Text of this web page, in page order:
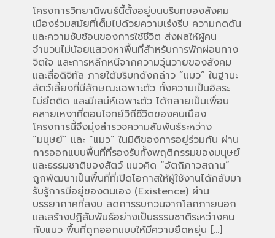
โครงการวิทยานิพนธ์นี้ตั้งอยู่บนบริบทของสังคม
เมืองร่วมสมัยที่เต็มไปด้วยความเร่งรีบ ความกดดัน
และความซับซ้อนของการใช้ชีวิต ส่งผลให้ผู้คน
จำนวนไม่น้อยแสวงหาพื้นที่สำหรับการพักผ่อนทาง
จิตใจ และการหลีกหนีจากความวุ่นวายของสังคม
และสื่อดิจิทัล ภายใต้บริบทดังกล่าว “แมว” ในฐานะ
สัตว์เลี้ยงที่มีลักษณะเฉพาะตัว ทั้งความเป็นอิสระ
ไม่ยึดติด และมีเสน่ห์เฉพาะตัว ได้กลายเป็นเพื่อน
คลายเหงาที่ตอบโจทย์วิถีชีวิตของคนเมือง
โครงการนี้จึงมุ่งสำรวจความสัมพันธ์ระหว่าง
“มนุษย์” และ “แมว” ในมิติของการอยู่ร่วมกัน ผ่าน
การออกแบบพื้นที่ที่รองรับทั้งพฤติกรรมของมนุษย์
และธรรมชาติของสัตว์ แนวคิด “อัตถิภาวสถาน”
ถูกพัฒนาเป็นพื้นที่ที่เปิดโอกาสให้ผู้ใช้งานได้กลับมา
รับรู้การมีอยู่ของตนเอง (Existence) ผ่าน
บรรยากาศที่สงบ ลดการรบกวนจากโลกภายนอก
และสร้างปฏิสัมพันธ์อย่างเป็นธรรมชาติระหว่างคน
กับแมว พื้นที่ถูกออกแบบให้มีความยืดหยุ่น […]